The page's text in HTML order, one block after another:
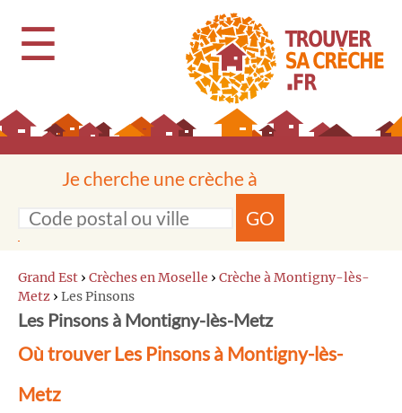
☰
Je cherche une crèche à
GO
Grand Est › Crèches en Moselle › Crèche à Montigny-lès-
Metz › Les Pinsons
Les Pinsons à Montigny-lès-Metz
Où trouver Les Pinsons à Montigny-lès-
Metz